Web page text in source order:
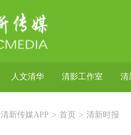
人文清华 清影工作室 清
清新传媒APP > 首页 > 清新时报